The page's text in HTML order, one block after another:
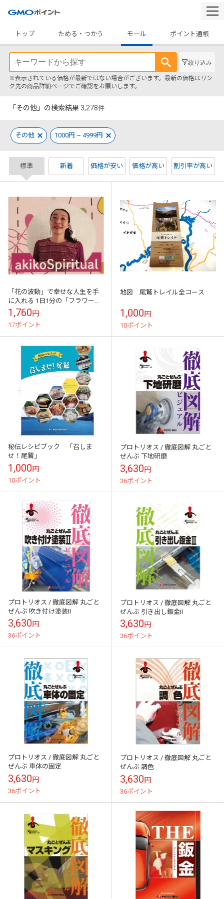
トップ
ためる・つかう モール ポイント通帳
絞り込み
※表示されている価格が最新ではない場合がございます。最新の価格はリン
ク先の商品詳細ページでご確認をお願いします。
「その他」の検索結果 3,278件
その他 1000円 ~ 4999円
標準 新着 価格が安い 価格が高い 割引率が高い
「花の波動」で幸せな人生を手
に入れる 1日1分の「フラワーエ
ッセンス」習慣で、心も身体も
輝かせる
1,760円
17ポイント
地図 尾鷲トレイル全コース
1,000円
10ポイント
秘伝レシピブック 「召しま
せ！尾鷲」
1,000円
10ポイント
プロトリオス / 徹底図解 丸ごと
ぜんぶ 下地研磨
3,630円
36ポイント
プロトリオス / 徹底図解 丸ごと
ぜんぶ 吹き付け塗装II
3,630円
36ポイント
プロトリオス / 徹底図解 丸ごと
ぜんぶ 引き出し鈑金II
3,630円
36ポイント
プロトリオス / 徹底図解 丸ごと
ぜんぶ 車体の固定
3,630円
36ポイント
プロトリオス / 徹底図解 丸ごと
ぜんぶ 調色
3,630円
36ポイント